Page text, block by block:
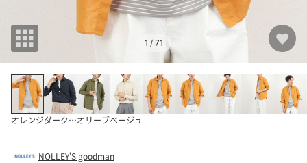
1 / 71
オレンジダークネイビー
オリーブベージュ
NOLLEY'S goodman